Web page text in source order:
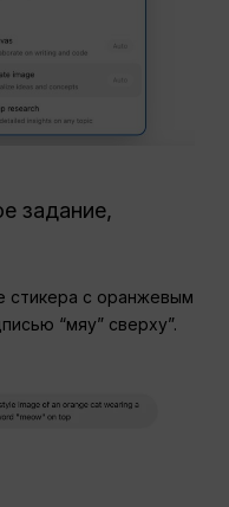
задание,
стикера с оранжевым
“мяу” сверху”.